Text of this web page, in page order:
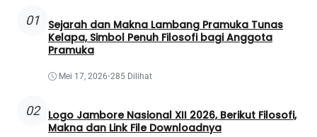
01
Sejarah dan Makna Lambang Pramuka Tunas
Kelapa, Simbol Penuh Filosofi bagi Anggota
Pramuka
Mei 17, 2026•285 Dilihat
02
Logo Jambore Nasional XII 2026, Berikut Filosofi,
Makna dan Link File Downloadnya